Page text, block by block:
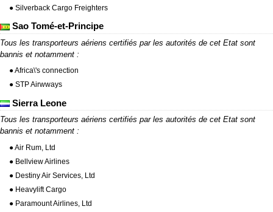
● Silverback Cargo Freighters
Sao Tomé-et-Principe
Tous les transporteurs aériens certifiés par les autorités de cet Etat sont
bannis et notamment :
● Africa\'s connection
● STP Airwways
Sierra Leone
Tous les transporteurs aériens certifiés par les autorités de cet Etat sont
bannis et notamment :
● Air Rum, Ltd
● Bellview Airlines
● Destiny Air Services, Ltd
● Heavylift Cargo
● Paramount Airlines, Ltd